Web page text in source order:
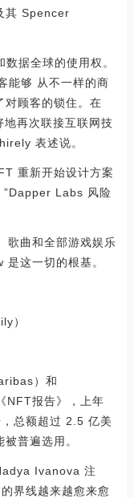
其 Spencer
据全球的使用权。
能够 从不一样的商
顾客的锁住。在
再次联接互联网技
表述说。
重新开始设计方案
”Dapper Labs 风险
歌曲和全部游戏娱乐
这一切的根基。
）
）和
NFT报告》，上年
总额超过 2.5 亿美
普遍选用。
Ivanova 注
界线越来越愈来愈